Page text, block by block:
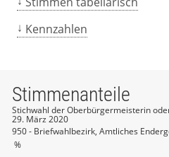
Kennzahlen
%
Stimmenanteile
Stichwahl der Oberbürgermeisterin
29. März 2020
950 - Briefwahlbezirk, Amtliches